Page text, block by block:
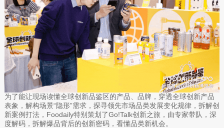
为了能让现场读懂全球创新品鉴区的产品、品牌，穿透全球创新产品
表象，解构场景“隐形”需求，探寻领先市场品类发展变化规律，拆解创
新案例打法，Foodaily特别策划了Go!Talk创新之旅，由专家带队，深
度解码，拆解爆品背后的创新密码，看懂品类新机会。